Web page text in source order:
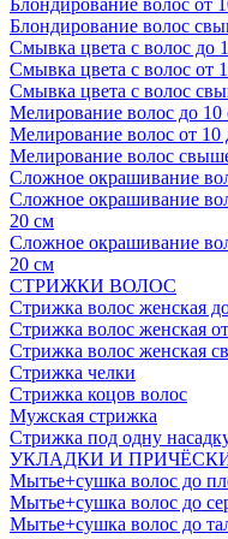
Блондирование волос от
Блондирование волос
Смывка цвета с волос до
Смывка цвета с волос от
Смывка цвета с волос
Мелирование волос до 10
Мелирование волос от 10
Мелирование волос
Сложное окрашивание
Сложное окрашивание
20 см
Сложное окрашивание
20 см
СТРИЖКИ ВОЛОС
Стрижка волос женская
Стрижка волос женская
Стрижка волос женская
Стрижка челки
Стрижка коцов волос
Мужская стрижка
Стрижка под одну
УКЛАДКИ И
Мытье+сушка волос до
Мытье+сушка волос до
Мытье+сушка волос до